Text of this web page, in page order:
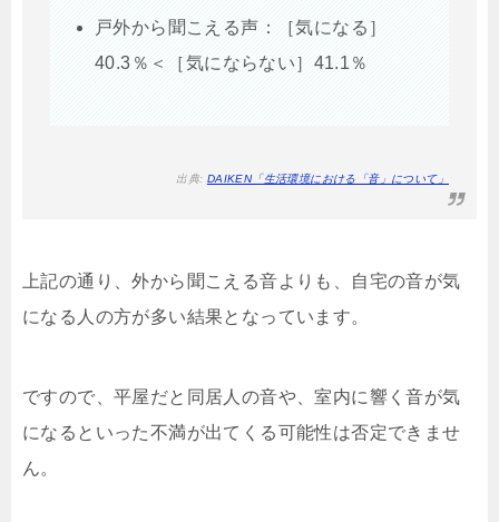
戸外から聞こえる声：［気になる］
40.3％＜［気にならない］41.1％
出典: DAIKEN「生活環境における「音」について」
上記の通り、外から聞こえる音よりも、自宅の音が気
になる人の方が多い結果となっています。
ですので、平屋だと同居人の音や、室内に響く音が気
になるといった不満が出てくる可能性は否定できませ
ん。